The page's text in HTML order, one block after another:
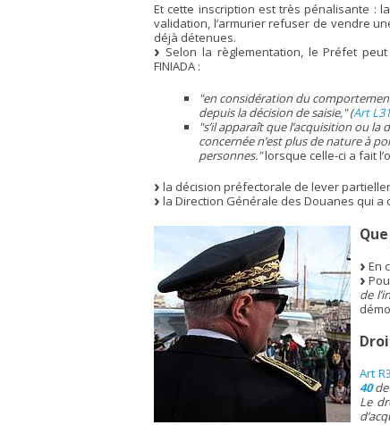
Et cette inscription est très pénalisante :
validation, l’armurier refuser de vendre
déjà détenues.
Selon la règlementation, le Préfet
FINIADA :
"en considération du
depuis la décision de saisie," (Art
"s’il apparaît que l’acquisition ou
concernée n’est plus de nature à
personnes."lorsque celle-ci a fait
la décision préfectorale de lever
la Direction Générale des Douanes qui a
En
de
Art
40de
Le